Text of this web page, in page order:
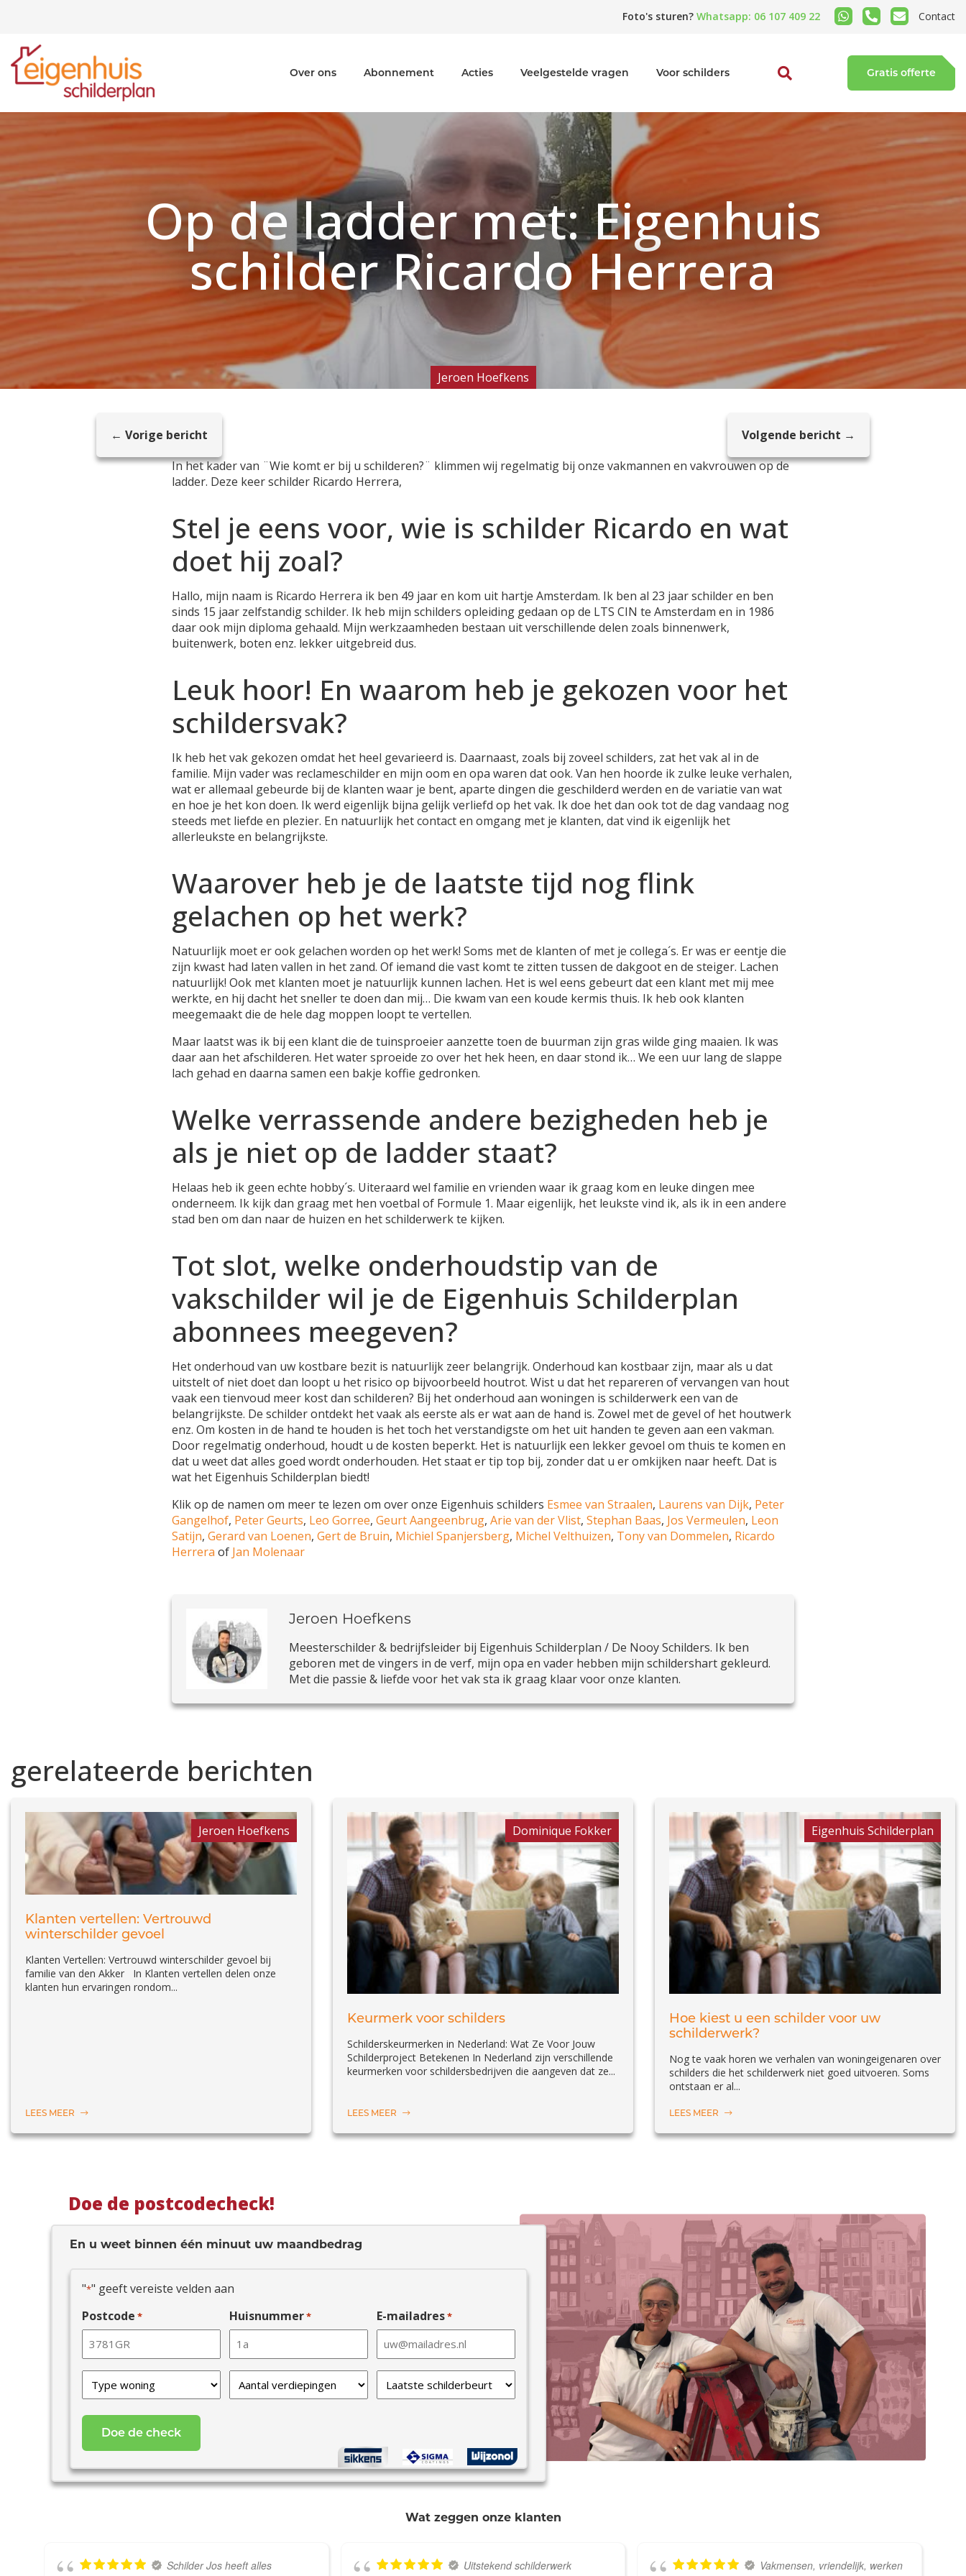
Foto's sturen? Whatsapp: 06 107 409 22 Contact
Over ons Abonnement Acties Veelgestelde vragen Voor schilders Gratis offerte
Op de ladder met: Eigenhuis
schilder Ricardo Herrera
Jeroen Hoefkens
← Vorige bericht
Volgende bericht →
In het kader van ¨Wie komt er bij u schilderen?¨ klimmen wij regelmatig bij onze vakmannen en vakvrouwen op de
ladder. Deze keer schilder Ricardo Herrera,
Stel je eens voor, wie is schilder Ricardo en wat
doet hij zoal?
Hallo, mijn naam is Ricardo Herrera ik ben 49 jaar en kom uit hartje Amsterdam. Ik ben al 23 jaar schilder en ben
sinds 15 jaar zelfstandig schilder. Ik heb mijn schilders opleiding gedaan op de LTS CIN te Amsterdam en in 1986
daar ook mijn diploma gehaald. Mijn werkzaamheden bestaan uit verschillende delen zoals binnenwerk,
buitenwerk, boten enz. lekker uitgebreid dus.
Leuk hoor! En waarom heb je gekozen voor het
schildersvak?
Ik heb het vak gekozen omdat het heel gevarieerd is. Daarnaast, zoals bij zoveel schilders, zat het vak al in de
familie. Mijn vader was reclameschilder en mijn oom en opa waren dat ook. Van hen hoorde ik zulke leuke verhalen,
wat er allemaal gebeurde bij de klanten waar je bent, aparte dingen die geschilderd werden en de variatie van wat
en hoe je het kon doen. Ik werd eigenlijk bijna gelijk verliefd op het vak. Ik doe het dan ook tot de dag vandaag nog
steeds met liefde en plezier. En natuurlijk het contact en omgang met je klanten, dat vind ik eigenlijk het
allerleukste en belangrijkste.
Waarover heb je de laatste tijd nog flink
gelachen op het werk?
Natuurlijk moet er ook gelachen worden op het werk! Soms met de klanten of met je collega´s. Er was er eentje die
zijn kwast had laten vallen in het zand. Of iemand die vast komt te zitten tussen de dakgoot en de steiger. Lachen
natuurlijk! Ook met klanten moet je natuurlijk kunnen lachen. Het is wel eens gebeurt dat een klant met mij mee
werkte, en hij dacht het sneller te doen dan mij… Die kwam van een koude kermis thuis. Ik heb ook klanten
meegemaakt die de hele dag moppen loopt te vertellen.
Maar laatst was ik bij een klant die de tuinsproeier aanzette toen de buurman zijn gras wilde ging maaien. Ik was
daar aan het afschilderen. Het water sproeide zo over het hek heen, en daar stond ik… We een uur lang de slappe
lach gehad en daarna samen een bakje koffie gedronken.
Welke verrassende andere bezigheden heb je
als je niet op de ladder staat?
Helaas heb ik geen echte hobby´s. Uiteraard wel familie en vrienden waar ik graag kom en leuke dingen mee
onderneem. Ik kijk dan graag met hen voetbal of Formule 1. Maar eigenlijk, het leukste vind ik, als ik in een andere
stad ben om dan naar de huizen en het schilderwerk te kijken.
Tot slot, welke onderhoudstip van de
vakschilder wil je de Eigenhuis Schilderplan
abonnees meegeven?
Het onderhoud van uw kostbare bezit is natuurlijk zeer belangrijk. Onderhoud kan kostbaar zijn, maar als u dat
uitstelt of niet doet dan loopt u het risico op bijvoorbeeld houtrot. Wist u dat het repareren of vervangen van hout
vaak een tienvoud meer kost dan schilderen? Bij het onderhoud aan woningen is schilderwerk een van de
belangrijkste. De schilder ontdekt het vaak als eerste als er wat aan de hand is. Zowel met de gevel of het houtwerk
enz. Om kosten in de hand te houden is het toch het verstandigste om het uit handen te geven aan een vakman.
Door regelmatig onderhoud, houdt u de kosten beperkt. Het is natuurlijk een lekker gevoel om thuis te komen en
dat u weet dat alles goed wordt onderhouden. Het staat er tip top bij, zonder dat u er omkijken naar heeft. Dat is
wat het Eigenhuis Schilderplan biedt!
Klik op de namen om meer te lezen om over onze Eigenhuis schilders Esmee van Straalen, Laurens van Dijk, Peter
Gangelhof, Peter Geurts, Leo Gorree, Geurt Aangeenbrug, Arie van der Vlist, Stephan Baas, Jos Vermeulen, Leon
Satijn, Gerard van Loenen, Gert de Bruin, Michiel Spanjersberg, Michel Velthuizen, Tony van Dommelen, Ricardo
Herrera of Jan Molenaar
Jeroen Hoefkens
Meesterschilder & bedrijfsleider bij Eigenhuis Schilderplan / De Nooy Schilders. Ik ben
geboren met de vingers in de verf, mijn opa en vader hebben mijn schildershart gekleurd.
Met die passie & liefde voor het vak sta ik graag klaar voor onze klanten.
gerelateerde berichten
Jeroen Hoefkens
Klanten vertellen: Vertrouwd
winterschilder gevoel
Klanten Vertellen: Vertrouwd winterschilder gevoel bij
familie van den Akker In Klanten vertellen delen onze
klanten hun ervaringen rondom...
LEES MEER
Dominique Fokker
Keurmerk voor schilders
Schilderskeurmerken in Nederland: Wat Ze Voor Jouw
Schilderproject Betekenen In Nederland zijn verschillende
keurmerken voor schildersbedrijven die aangeven dat ze...
LEES MEER
Eigenhuis Schilderplan
Hoe kiest u een schilder voor uw
schilderwerk?
Nog te vaak horen we verhalen van woningeigenaren over
schilders die het schilderwerk niet goed uitvoeren. Soms
ontstaan er al...
LEES MEER
Doe de postcodecheck!
En u weet binnen één minuut uw maandbedrag
"*" geeft vereiste velden aan
Postcode * Huisnummer* E-mailadres*
van
woning
Verdiepingen
schilderbeurt
Wat zeggen onze klanten
Schilder Jos heeft alles
Uitstekend schilderwerk
Vakmensen, vriendelijk, werken